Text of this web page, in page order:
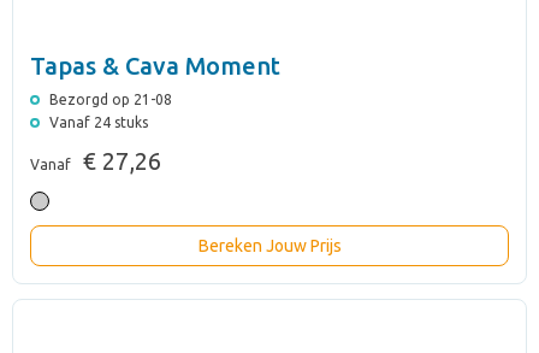
Tapas & Cava Moment
Bezorgd op 21-08
Vanaf 24 stuks
Vanaf € 27,26
Bereken Jouw Prijs